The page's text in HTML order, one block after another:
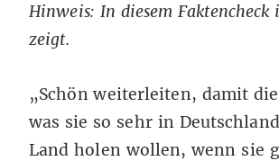
Hinweis: In diesem
zeigt.
„Schön weiterleiten, damit
was sie so sehr in
Land holen wollen, wenn sie